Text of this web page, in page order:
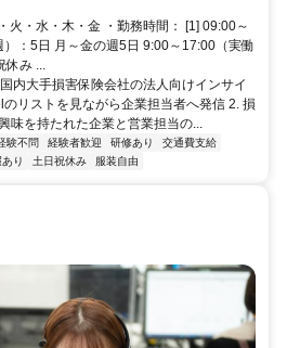
火・水・木・金 ・勤務時間： [1] 09:00～
：5日 月～金の週5日 9:00～17:00（実働
み ...
内大手損害保険会社の法人向けインサイ
のリストを見ながら企業担当者へ発信 2. 損
味を持たれた企業と営業担当の...
験不問 経験者歓迎 研修あり
交通費支給
り 土日祝休み 服装自由